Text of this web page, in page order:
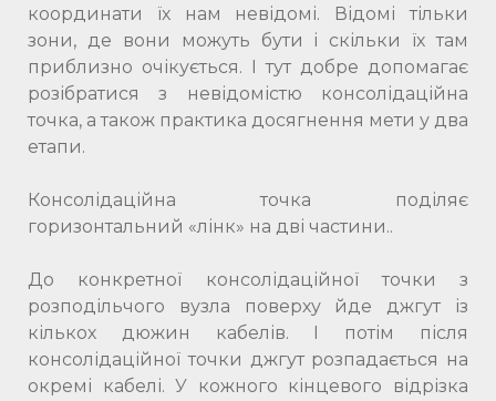
координати їх нам невідомі. Відомі тільки
зони, де вони можуть бути і скільки їх там
приблизно очікується. І тут добре допомагає
розібратися з невідомістю консолідаційна
точка, а також практика досягнення мети у два
етапи.
Консолідаційна точка поділяє
горизонтальний «лінк» на дві частини..
До конкретної консолідаційної точки з
розподільчого вузла поверху йде джгут із
кількох дюжин кабелів. І потім після
консолідаційної точки джгут розпадається на
окремі кабелі. У кожного кінцевого відрізка